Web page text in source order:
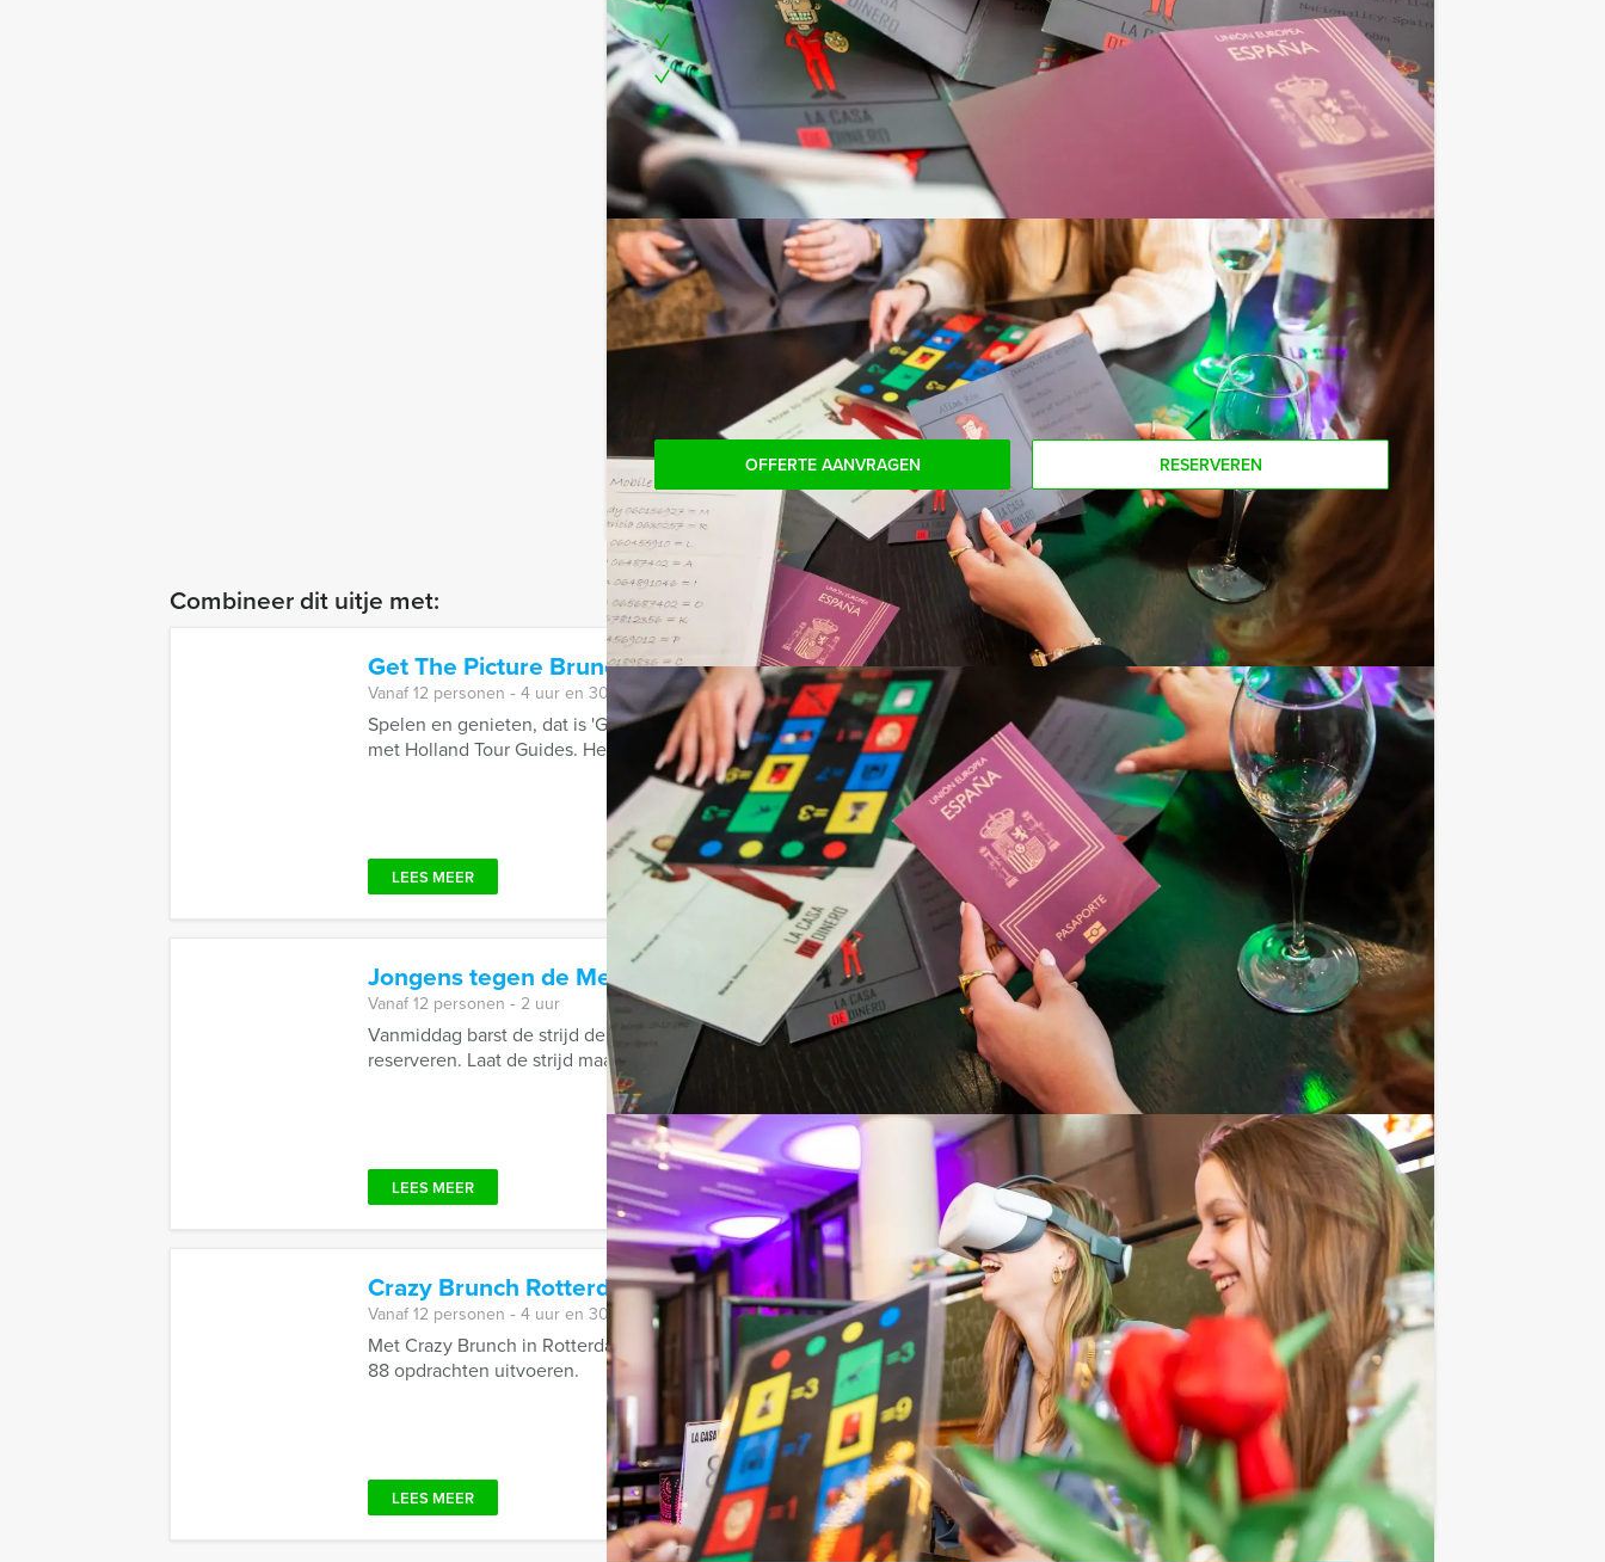
Leuke prijs voor het winnende team
Te boeken op uw gewenste dag en tijdstip!
Tip:
Niet telkens uw knip hoeven trekken om uw drankje af te rekenen? Voor € 13,50 per
persoon per uur (excl. BTW) kunt u gebruikmaken van het drankarrangement, waarbij u
onbeperkt kunt genieten van bier, fris, huiswijn, koffie en thee. En… zo komt u ook
achteraf niet voor verrassingen te staan!
Komen jullie niet aan het minimale aantal deelnemers voor dit groepsuitje? Als je bereid
bent voor het minimale aantal te betalen, kan je ook gewoon voor minder personen
OFFERTE AANVRAGEN RESERVEREN
Combineer dit uitje met:
Get The Picture Brunch Middelburg
Vanaf€ 52,50p.p. excl. BTW
Vanaf 12 personen ‐ 4 uur en 30 minuten
Spelen en genieten, dat is 'Get the Picture Brunch' Middelburg; speel Get the Picture, verken de stad, geniet van lekker eten,
met Holland Tour Guides. Het decor van de ...
LEES MEER
Jongens tegen de Meisjes Alkmaar Vanaf€ 27,50p.p. excl. BTW
Vanaf 12 personen ‐ 2 uur
Vanmiddag barst de strijd der seksen los! Vanaf nu kunt u bij Holland Tour Guides het Jongens tegen de Meisjes spel
reserveren. Laat de strijd maar losbarsten!
LEES MEER Favoriet
Crazy Brunch Rotterdam Vanaf € 52,50 p.p. excl. BTW
Vanaf 12 personen ‐ 4 uur en 30 minuten
Met Crazy Brunch in Rotterdam gaat u met Holland Tour Guides op drie locaties lekker eten en tussendoor hilarische Crazy
88 opdrachten uitvoeren.
LEES MEER Favoriet